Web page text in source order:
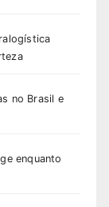
no Brasil e
enquanto